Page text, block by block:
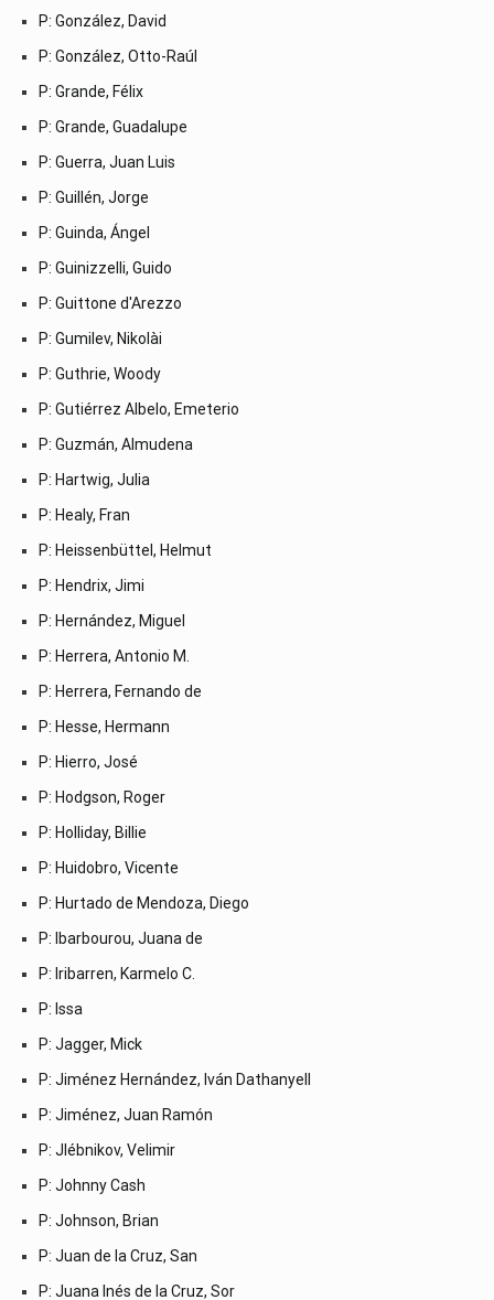
P: González, David
P: González, Otto-Raúl
P: Grande, Félix
P: Grande, Guadalupe
P: Guerra, Juan Luis
P: Guillén, Jorge
P: Guinda, Ángel
P: Guinizzelli, Guido
P: Guittone d'Arezzo
P: Gumilev, Nikolài
P: Guthrie, Woody
P: Gutiérrez Albelo, Emeterio
P: Guzmán, Almudena
P: Hartwig, Julia
P: Healy, Fran
P: Heissenbüttel, Helmut
P: Hendrix, Jimi
P: Hernández, Miguel
P: Herrera, Antonio M.
P: Herrera, Fernando de
P: Hesse, Hermann
P: Hierro, José
P: Hodgson, Roger
P: Holliday, Billie
P: Huidobro, Vicente
P: Hurtado de Mendoza, Diego
P: Ibarbourou, Juana de
P: Iribarren, Karmelo C.
P: Issa
P: Jagger, Mick
P: Jiménez Hernández, Iván Dathanyell
P: Jiménez, Juan Ramón
P: Jlébnikov, Velimir
P: Johnny Cash
P: Johnson, Brian
P: Juan de la Cruz, San
P: Juana Inés de la Cruz, Sor